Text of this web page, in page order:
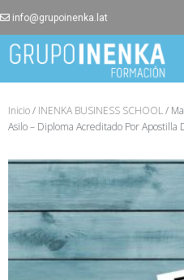
info@grupoinenka.lat
Inicio/ INENKA BUSINESS SCHOOL/
Asilo – Diploma Acreditado Por Apostilla